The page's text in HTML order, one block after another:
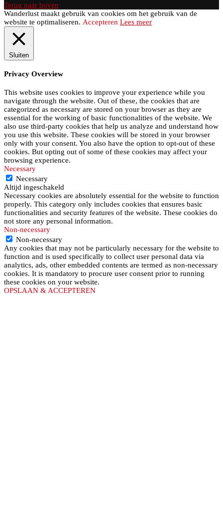
Terug naar boven
Wanderlust maakt gebruik van cookies om het gebruik van de
website te optimaliseren. Accepteren Lees meer
Sluiten
Privacy Overview
This website uses cookies to improve your experience while you
navigate through the website. Out of these, the cookies that are
categorized as necessary are stored on your browser as they are
essential for the working of basic functionalities of the website. We
also use third-party cookies that help us analyze and understand how
you use this website. These cookies will be stored in your browser
only with your consent. You also have the option to opt-out of these
cookies. But opting out of some of these cookies may affect your
browsing experience.
Necessary
Necessary
Altijd ingeschakeld
Necessary cookies are absolutely essential for the website to function
properly. This category only includes cookies that ensures basic
functionalities and security features of the website. These cookies do
not store any personal information.
Non-necessary
Non-necessary
Any cookies that may not be particularly necessary for the website to
function and is used specifically to collect user personal data via
analytics, ads, other embedded contents are termed as non-necessary
cookies. It is mandatory to procure user consent prior to running
these cookies on your website.
OPSLAAN & ACCEPTEREN